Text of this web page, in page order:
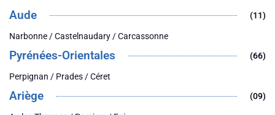
Aude (11)
Narbonne / Castelnaudary / Carcassonne
Pyrénées-Orientales (66)
Perpignan / Prades / Céret
Ariège (09)